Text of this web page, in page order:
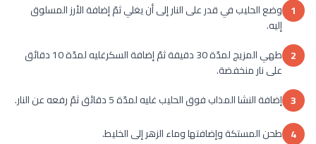
1 وضع الحليب في قدر على النار إلى أن يغلي ثمّ إضافة الأرز المسلوق
إليه.
2
طهي المزيج لمدّة 30 دقيقة ثمّ إضافة السكرغليه لمدّة 10 دقائق
على نار منخفضة.
3 إضافة النشا المذاب فوق الحليب غليه لمدّة 5 دقائق ثمّ رفعه عن النار.
4 طحن المستكة وإضافتها وماء الزهر إلى الخليط.